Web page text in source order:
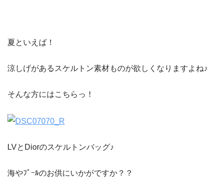
夏といえば！
涼しげがあるスケルトン素材ものが欲しくなりますよね♪
そんな方にはこちらっ！
LVとDiorのスケルトンバッグ♪
海やﾌﾟｰﾙのお供にいかがですか？？